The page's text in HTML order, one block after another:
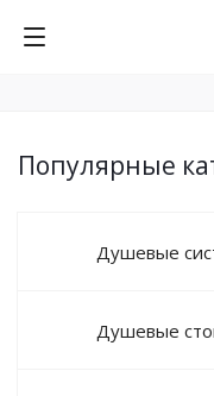
Популярные
Душевые
Душевые